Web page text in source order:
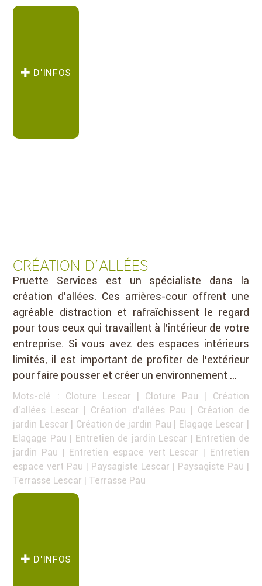
D’INFOS
CRÉATION D’ALLÉES
Pruette Services est un spécialiste dans la
création d’allées. Ces arrières-cour offrent une
agréable distraction et rafraîchissent le regard
pour tous ceux qui travaillent à l’intérieur de votre
entreprise. Si vous avez des espaces intérieurs
limités, il est important de profiter de l’extérieur
pour faire pousser et créer un environnement …
Mots-clé : Cloture Lescar | Cloture Pau | Création
d'allées Lescar | Création d'allées Pau | Création de
jardin Lescar | Création de jardin Pau | Elagage Lescar |
Elagage Pau | Entretien de jardin Lescar | Entretien de
jardin Pau | Entretien espace vert Lescar | Entretien
espace vert Pau | Paysagiste Lescar | Paysagiste Pau |
Terrasse Lescar | Terrasse Pau
D’INFOS